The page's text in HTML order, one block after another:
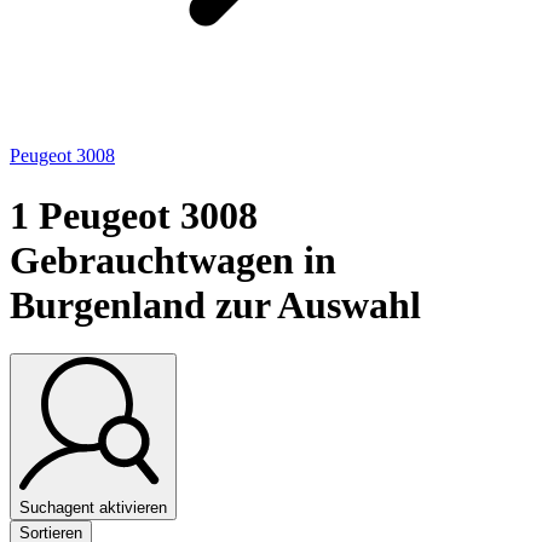
Peugeot 3008
1 Peugeot 3008
Gebrauchtwagen in
Burgenland zur Auswahl
Suchagent aktivieren
Sortieren